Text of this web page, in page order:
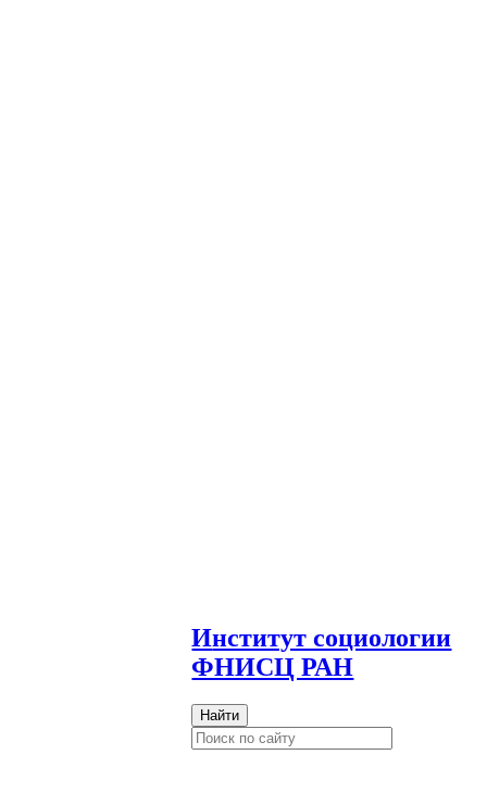
Институт социологии
ФНИСЦ РАН
Найти